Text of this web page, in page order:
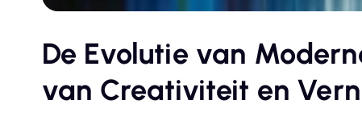
De Evolutie van
van Creativiteit en